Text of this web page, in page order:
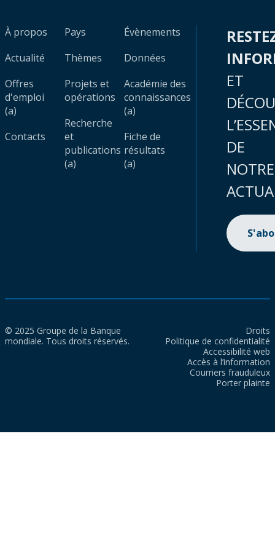
À propos
Actualité
Offres
d'emploi
(a)
Contacts
Pays
Thèmes
Projets et
opérations
Recherche
et
publications
(a)
Évènements
Données
Académie des
connaissances
(a)
Fiche de
résultats
(a)
ET
DE
NOTRE
© 2025 Groupe de la Banque
mondiale. Tous droits réservés.
Droits
Politique de confidentialité
Accessibilité web
Accès à l’information
Courriers frauduleux
Porter plainte